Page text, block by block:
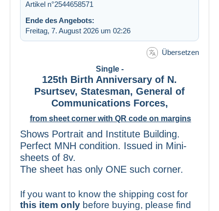
Artikel n°2544658571
Ende des Angebots:
Freitag, 7. August 2026 um 02:26
Übersetzen
Single -
125th Birth Anniversary of N.
Psurtsev, Statesman, General of
Communications Forces,
from sheet corner with QR code on margins
Shows Portrait and Institute Building.
Perfect MNH condition. Issued in Mini-
sheets of 8v.
The sheet has only ONE such corner.
If you want to know the shipping cost for
this item only before buying, please find